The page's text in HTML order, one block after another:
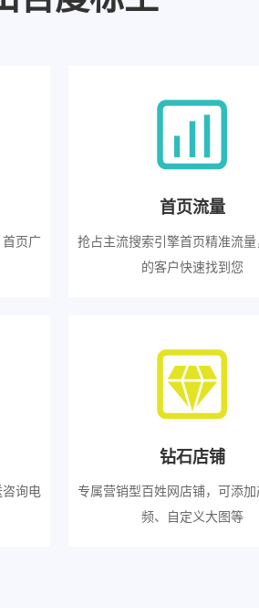
页广
首页流量
抢占主流搜索引擎首页精准流
的客户快速找到您
询电
钻石店铺
专属营销型百姓网店铺，可添
频、自定义大图等